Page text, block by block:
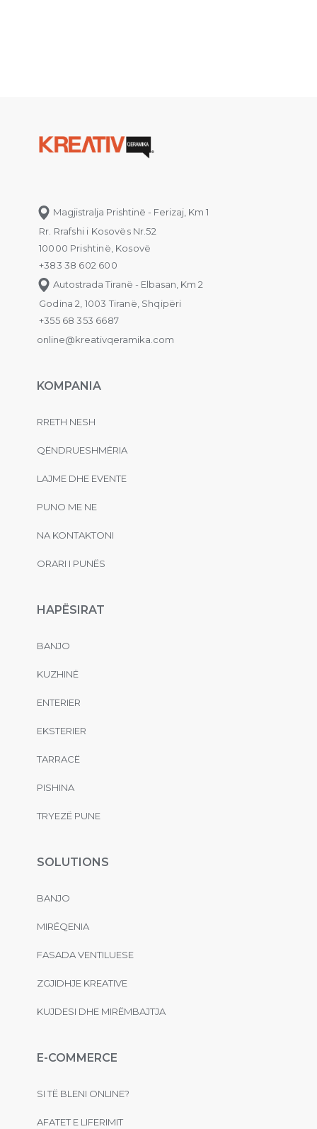
Magjistralja Prishtinë - Ferizaj, Km 1
Rr. Rrafshi i Kosovës Nr.52
10000 Prishtinë, Kosovë
+383 38 602 600
Autostrada Tiranë - Elbasan, Km 2
Godina 2, 1003 Tiranë, Shqipëri
+355 68 353 6687
online@kreativqeramika.com
KOMPANIA
RRETH NESH
QËNDRUESHMËRIA
LAJME DHE EVENTE
PUNO ME NE
NA KONTAKTONI
ORARI I PUNËS
HAPËSIRAT
BANJO
KUZHINË
ENTERIER
EKSTERIER
TARRACË
PISHINA
TRYEZË PUNE
SOLUTIONS
BANJO
MIRËQENIA
FASADA VENTILUESE
ZGJIDHJE KREATIVE
KUJDESI DHE MIRËMBAJTJA
E-COMMERCE
SI TË BLENI ONLINE?
AFATET E LIFERIMIT